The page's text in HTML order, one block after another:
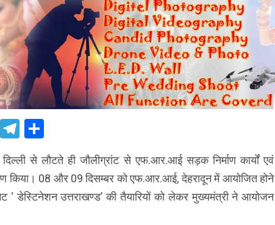
Telegram
Share
से लौटते ही जौलीग्रांट से एफ.आर.आई सड़क निर्माण कार्यों एवं
किया। 08 और 09 दिसम्बर को एफ.आर.आई, देहरादून में आयोजित होने
‘ डेस्टिनेशन उत्तराखण्ड’ की तैयारियों को लेकर मुख्यमंत्री ने आयोजन